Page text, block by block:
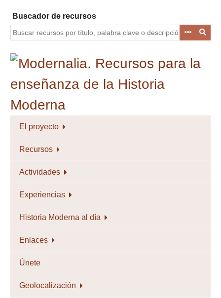
contenido
principal
Buscador de recursos
El proyecto
Recursos
Actividades
Experiencias
Historia Moderna al día
Enlaces
Únete
Geolocalización